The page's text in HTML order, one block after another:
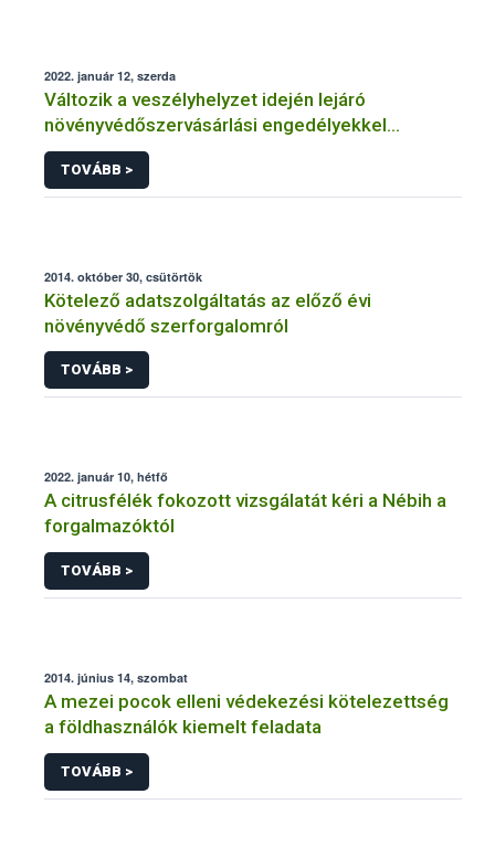
2022. január 12, szerda
Változik a veszélyhelyzet idején lejáró
növényvédőszervásárlási engedélyekkel
kapcsolatos szabályozás
TOVÁBB >
2014. október 30, csütörtök
Kötelező adatszolgáltatás az előző évi
növényvédő szerforgalomról
TOVÁBB >
2022. január 10, hétfő
A citrusfélék fokozott vizsgálatát kéri a Nébih a
forgalmazóktól
TOVÁBB >
2014. június 14, szombat
A mezei pocok elleni védekezési kötelezettség
a földhasználók kiemelt feladata
TOVÁBB >